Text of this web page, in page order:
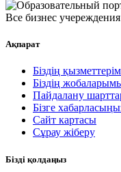
Все бизнес
Ақпарат
Біздің
Біздің
Пайдалану
Бізге
Сайт картасы
Сұрау жіберу
Бізді қолдаңыз